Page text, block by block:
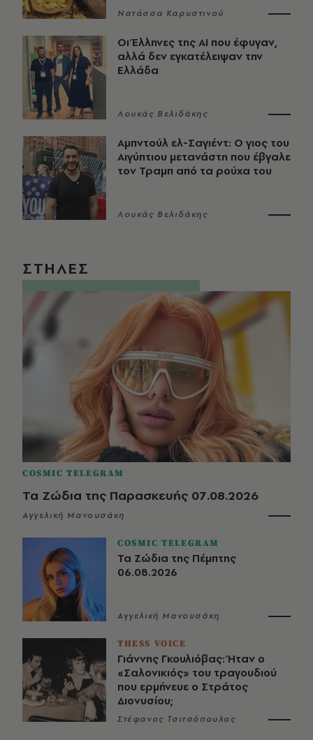
Νατάσσα Καρυστινού
Οι Έλληνες της ΑΙ που έφυγαν,
αλλά δεν εγκατέλειψαν την
Ελλάδα
Λουκάς Βελιδάκης
Αμπντούλ ελ-Σαγιέντ: Ο γιος του
Αιγύπτιου μετανάστη που έβγαλε
τον Τραμπ από τα ρούχα του
Λουκάς Βελιδάκης
ΣΤΗΛΕΣ
COSMIC TELEGRAM
Τα Ζώδια της Παρασκευής 07.08.2026
Αγγελική Μανουσάκη
COSMIC TELEGRAM
Τα Ζώδια της Πέμπτης
06.08.2026
Αγγελική Μανουσάκη
THESS VOICE
Γιάννης Γκουλιόβας: Ήταν ο
«Σαλονικιός» του τραγουδιού
που ερμήνευε ο Στράτος
Διονυσίου;
Στέφανος Τσιτσόπουλος